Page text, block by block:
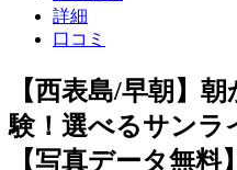
詳細
口コミ
【西表島/早朝】
験！選べるサンラ
【写真データ無料】